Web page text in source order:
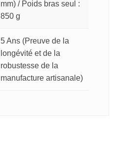
mm) / Poids bras seul :
850 g
5 Ans (Preuve de la
longévité et de la
robustesse de la
manufacture artisanale)